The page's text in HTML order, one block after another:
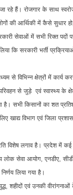
हैं। रोजगार के साथ
लोगों की आर्थिकी में कैसे
में सभी रिक्त पदों पर
कि सरकारी भर्ती
से विभिन्न क्षेत्रों में कार्य
से जुड़े एवं स्वास्थ्य के
सभी किसानों का शत
विभाग एवं जिला
विशेष लगाव है। प्रदेश में
सेवा आयोग, एनडीए,
लिया गया है।
शहीदों एवं उनकी